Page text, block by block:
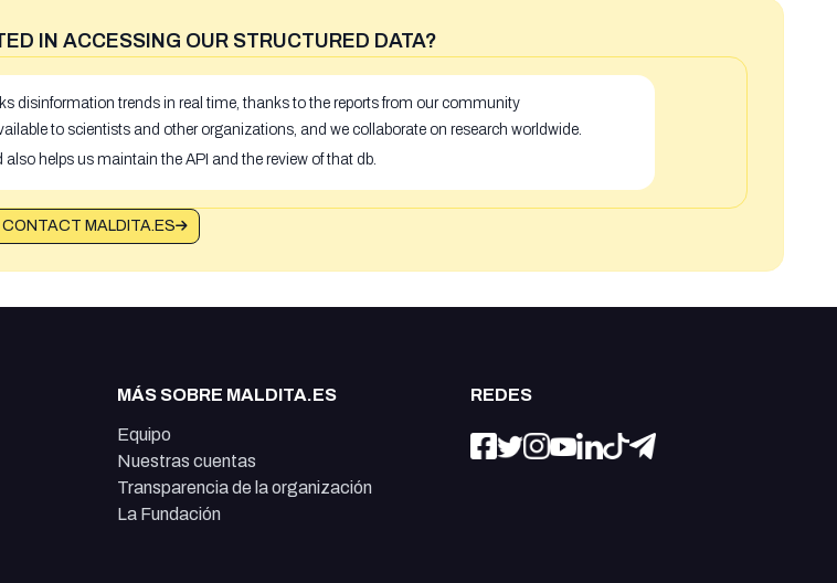
IN ACCESSING OUR STRUCTURED DATA?
disinformation trends in real time, thanks to the reports from our community
to scientists and other organizations, and we collaborate on research worldwide.
helps us maintain the API and the review of that db.
CONTACT MALDITA.ES
MÁS SOBRE MALDITA.ES
Equipo
Nuestras cuentas
Transparencia de la organización
La Fundación
REDES